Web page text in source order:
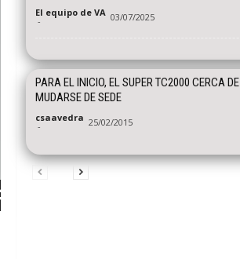
El equipo de VA
- 03/07/2025
PARA EL INICIO, EL SUPER TC2000 CERCA DE
MUDARSE DE SEDE
csaavedra
- 25/02/2015